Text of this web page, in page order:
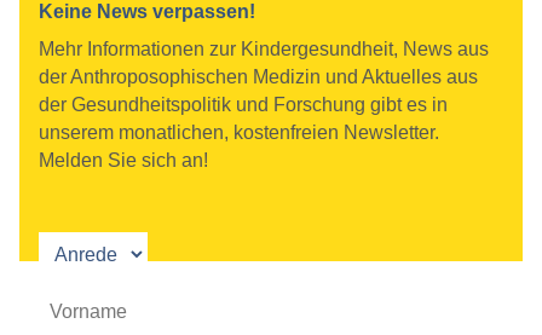
Keine News verpassen!
Mehr Informationen zur Kindergesundheit, News aus
der Anthroposophischen Medizin und Aktuelles aus
der Gesundheitspolitik und Forschung gibt es in
unserem monatlichen, kostenfreien Newsletter.
Melden Sie sich an!